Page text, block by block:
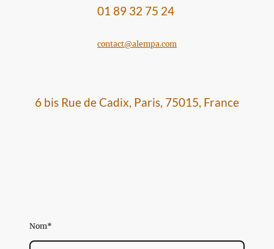
01 89 32 75 24
contact@alempa.com
6 bis Rue de Cadix, Paris, 75015, France
Nom*